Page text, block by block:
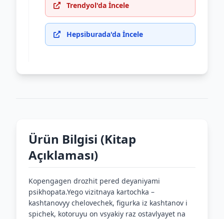
Trendyol'da İncele
Hepsiburada'da İncele
Ürün Bilgisi (Kitap
Açıklaması)
Kopengagen drozhit pered deyaniyami
psikhopata.Yego vizitnaya kartochka –
kashtanovyy chelovechek, figurka iz kashtanov i
spichek, kotoruyu on vsyakiy raz ostavlyayet na